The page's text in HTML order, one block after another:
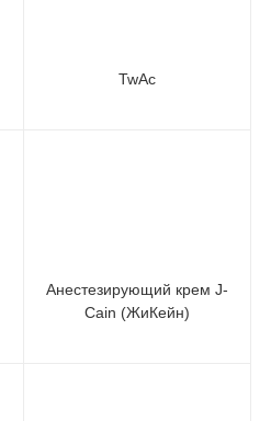
TwAc
Анестезирующий крем J-
Cain (ЖиКейн)